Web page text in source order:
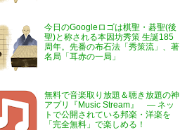
今日のGoogleロゴは棋聖・碁聖(後
聖)と称される本因坊秀策 生誕185
周年。先番の布石法「秀策流」、著
名局「耳赤の一局」
無料で音楽取り放題＆聴き放題の神
アプリ『Music Stream』 ― ネッ
トで公開されている邦楽・洋楽を
「完全無料」で楽しめる！